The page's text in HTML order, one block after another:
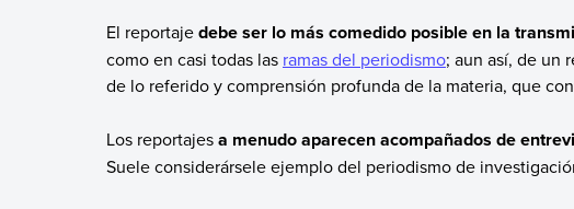
El reportajedebe ser lo más comedido posible en la
como en casi todas las ramas del periodismo; aun así, de un
de lo referido y comprensión profunda de la materia, que
Los reportajesa menudo aparecen acompañados de
Suele considerársele ejemplo del periodismo de